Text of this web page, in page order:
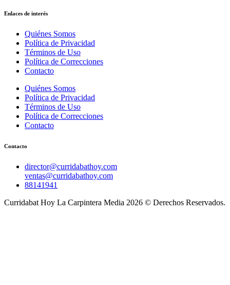
Enlaces de interés
Quiénes Somos
Política de Privacidad
Términos de Uso
Política de Correcciones
Contacto
Quiénes Somos
Política de Privacidad
Términos de Uso
Política de Correcciones
Contacto
Contacto
director@curridabathoy.com
ventas@curridabathoy.com
88141941
Curridabat Hoy La Carpintera Media 2026 © Derechos Reservados.